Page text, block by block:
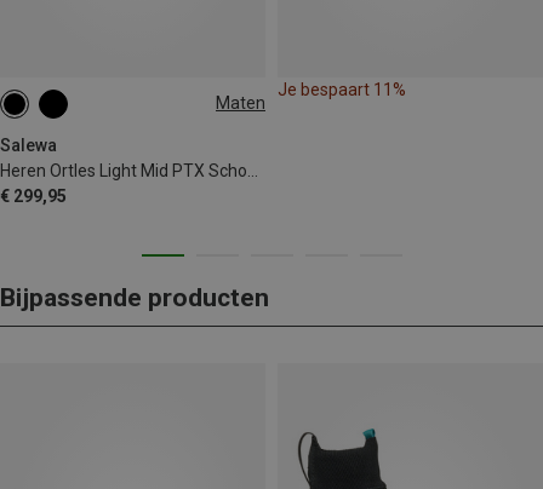
Maten
Salewa
€ 299,95
Je bespaart 11%
Bijpassende producten